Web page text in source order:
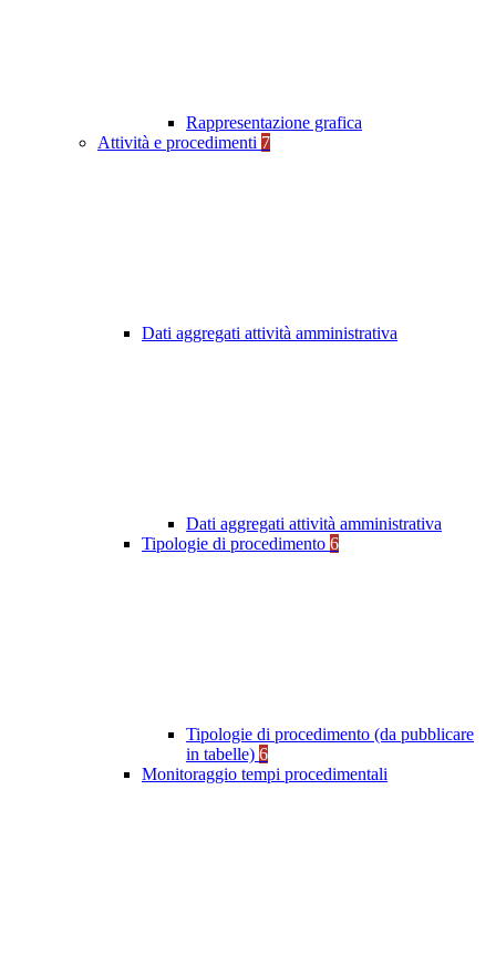
Rappresentazione grafica
Attività e procedimenti 7
Dati aggregati attività amministrativa
Dati aggregati attività amministrativa
Tipologie di procedimento 6
Tipologie di procedimento (da pubblicare
in tabelle) 6
Monitoraggio tempi procedimentali